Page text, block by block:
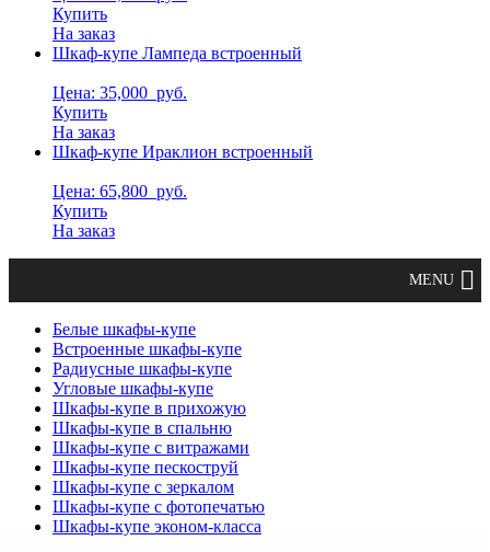
Купить
На заказ
Шкаф-купе Лампеда встроенный
Цена: 35,000 руб.
Купить
На заказ
Шкаф-купе Ираклион встроенный
Цена: 65,800 руб.
Купить
На заказ
Белые шкафы-купе
Встроенные шкафы-купе
Радиусные шкафы-купе
Угловые шкафы-купе
Шкафы-купе в прихожую
Шкафы-купе в спальню
Шкафы-купе с витражами
Шкафы-купе пескоструй
Шкафы-купе с зеркалом
Шкафы-купе с фотопечатью
Шкафы-купе эконом-класса